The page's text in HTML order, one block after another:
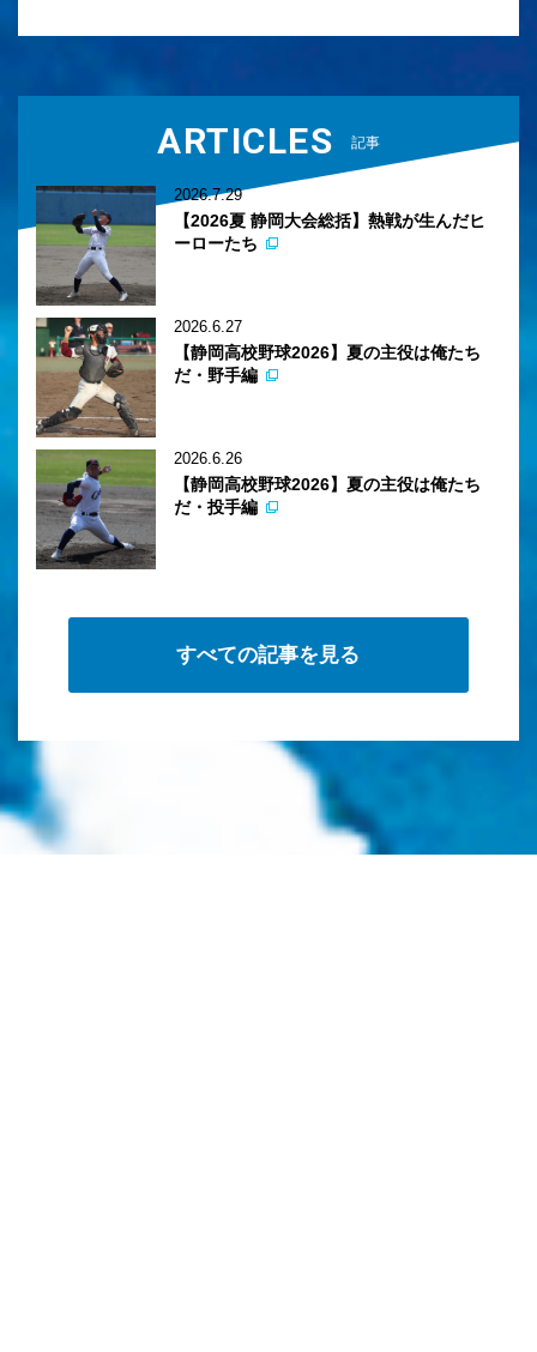
ARTICLES 記事
2026.7.29
【2026夏 静岡大会総括】熱戦が生んだヒ
ーローたち
2026.6.27
【静岡高校野球2026】夏の主役は俺たち
だ・野手編
2026.6.26
【静岡高校野球2026】夏の主役は俺たち
だ・投手編
すべての記事を見る